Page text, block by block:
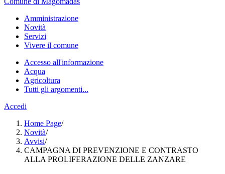
Amministrazione
Novità
Servizi
Vivere il comune
Accesso all'informazione
Acqua
Agricoltura
Tutti gli argomenti...
Accedi
Home Page/
Novità/
Avvisi/
CAMPAGNA DI PREVENZIONE E CONTRASTO
ALLA PROLIFERAZIONE DELLE ZANZARE